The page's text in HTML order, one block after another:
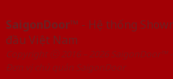
SaigonDoor™ - Hệ thống
đầu Việt Nam
Copyright ⓒ 2016 – 2026 SaigonDoor™
Đơn vị chủ quản SaigonDoor